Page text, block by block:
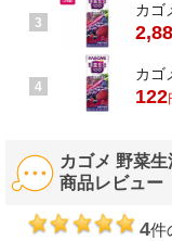
3
カゴ
4
カゴ
122
カゴメ 野菜
商品レビュー
4件